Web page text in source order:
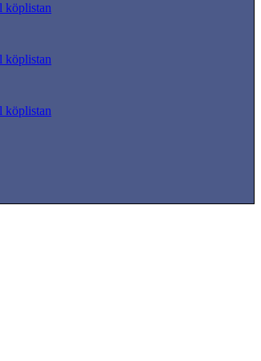
köplistan
köplistan
köplistan